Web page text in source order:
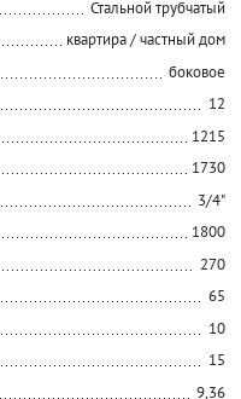
Стальной трубчатый
квартира / частный дом
боковое
12
1215
1730
3/4"
1800
270
65
10
15
9,36